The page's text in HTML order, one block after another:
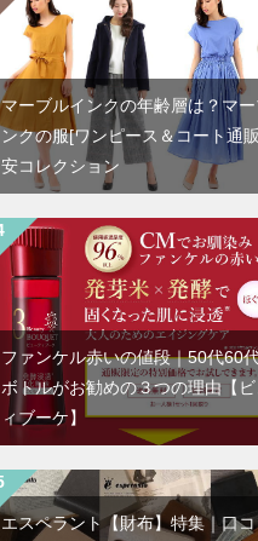
マーブルインクの年齢層は？マー
ンクの服[ワンピース＆コート通
安コレクション
ファンケル赤いの値段｜50代60
ボトルがお勧めの３つの理由【
ィブーケ】
エスペラント【財布】特集｜口